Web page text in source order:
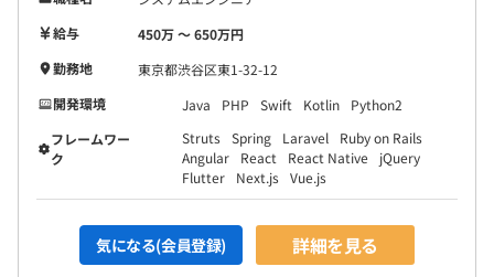
給与
450万 〜 650万円
勤務地
東京都渋谷区東1-32-12
開発環境
Java PHP Swift Kotlin
Python2
フレームワー
ク
Struts Spring Laravel
Ruby on Rails
Angular
React React Native
jQuery
Flutter
Next.js Vue.js
気になる(会員登録) 詳細を見る